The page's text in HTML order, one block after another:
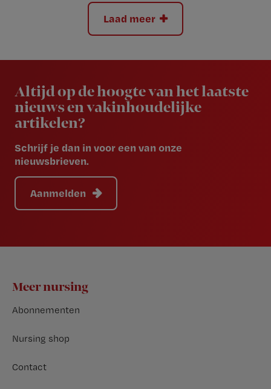
Laad meer
Altijd op de hoogte van het laatste
nieuws en vakinhoudelijke
artikelen?
Schrijf je dan in voor een van onze
nieuwsbrieven.
Aanmelden
Footer
Meer nursing
Abonnementen
Nursing shop
Contact